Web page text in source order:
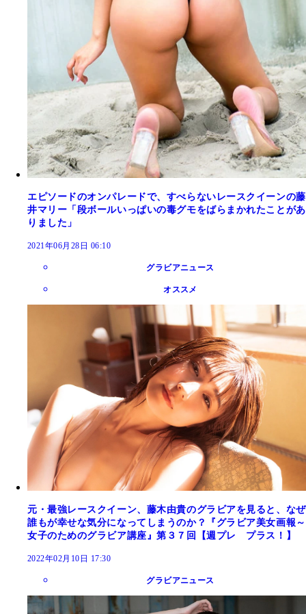
エピソードのオンパレードで、すべらないレースクイーンの藤
井マリー「段ボールいっぱいの毒グモをばらまかれたことがあ
りました」
2021年06月28日 06:10
グラビアニュース
オススメ
元・最強レースクイーン、藤木由貴のグラビアを見ると、なぜ
誰もが幸せな気分になってしまうのか？『グラビア美女画報～
女子のためのグラビア講座』第３７回【週プレ プラス！】
2022年02月10日 17:30
グラビアニュース